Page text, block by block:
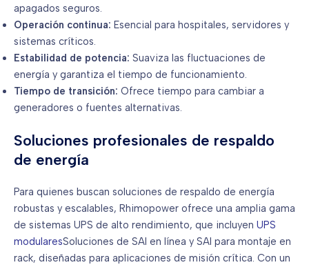
apagados seguros.
Operación continua: Esencial para hospitales, servidores y
sistemas críticos.
Estabilidad de potencia: Suaviza las fluctuaciones de
energía y garantiza el tiempo de funcionamiento.
Tiempo de transición: Ofrece tiempo para cambiar a
generadores o fuentes alternativas.
Soluciones profesionales de respaldo
de energía
Para quienes buscan soluciones de respaldo de energía
robustas y escalables, Rhimopower ofrece una amplia gama
de sistemas UPS de alto rendimiento, que incluyen UPS
modularesSoluciones de SAI en línea y SAI para montaje en
rack, diseñadas para aplicaciones de misión crítica. Con un